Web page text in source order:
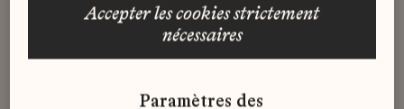
accepter les cookies strictement
nécessaires
Paramètres des